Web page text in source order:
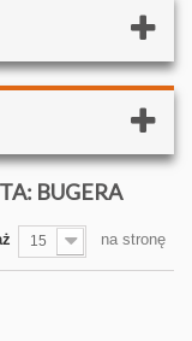
BUGERA
15 na stronę